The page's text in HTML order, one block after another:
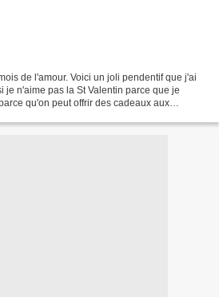
de l'amour. Voici un joli pendentif que j'ai
je n'aime pas la St Valentin parce que je
qu'on peut offrir des cadeaux aux